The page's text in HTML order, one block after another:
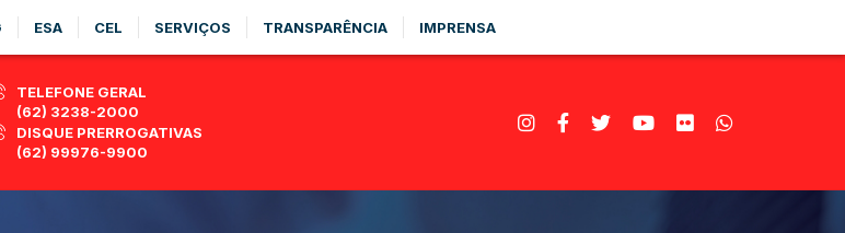
ESA CEL SERVIÇOS TRANSPARÊNCIA IMPRENSA
TELEFONE GERAL
(62) 3238-2000
DISQUE PRERROGATIVAS
(62) 99976-9900